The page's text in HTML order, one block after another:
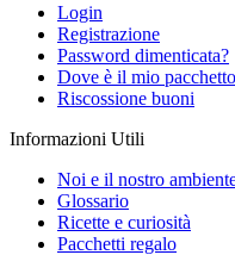
Login
Registrazione
Password dimenticata?
Dove è il mio
Riscossione buoni
Informazioni Utili
Noi e il nostro
Glossario
Ricette e curiosità
Pacchetti regalo